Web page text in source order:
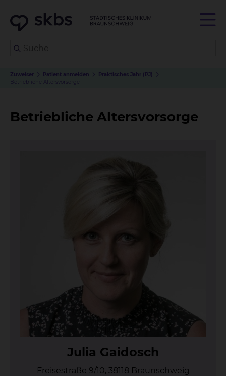
Zuweiser Patient anmelden
Praktisches Jahr (PJ)
Betriebliche Altersvorsorge
Betriebliche Altersvorsorge
Ju­lia Gai­dosch
Freisestraße 9/10, 38118 Braunschweig